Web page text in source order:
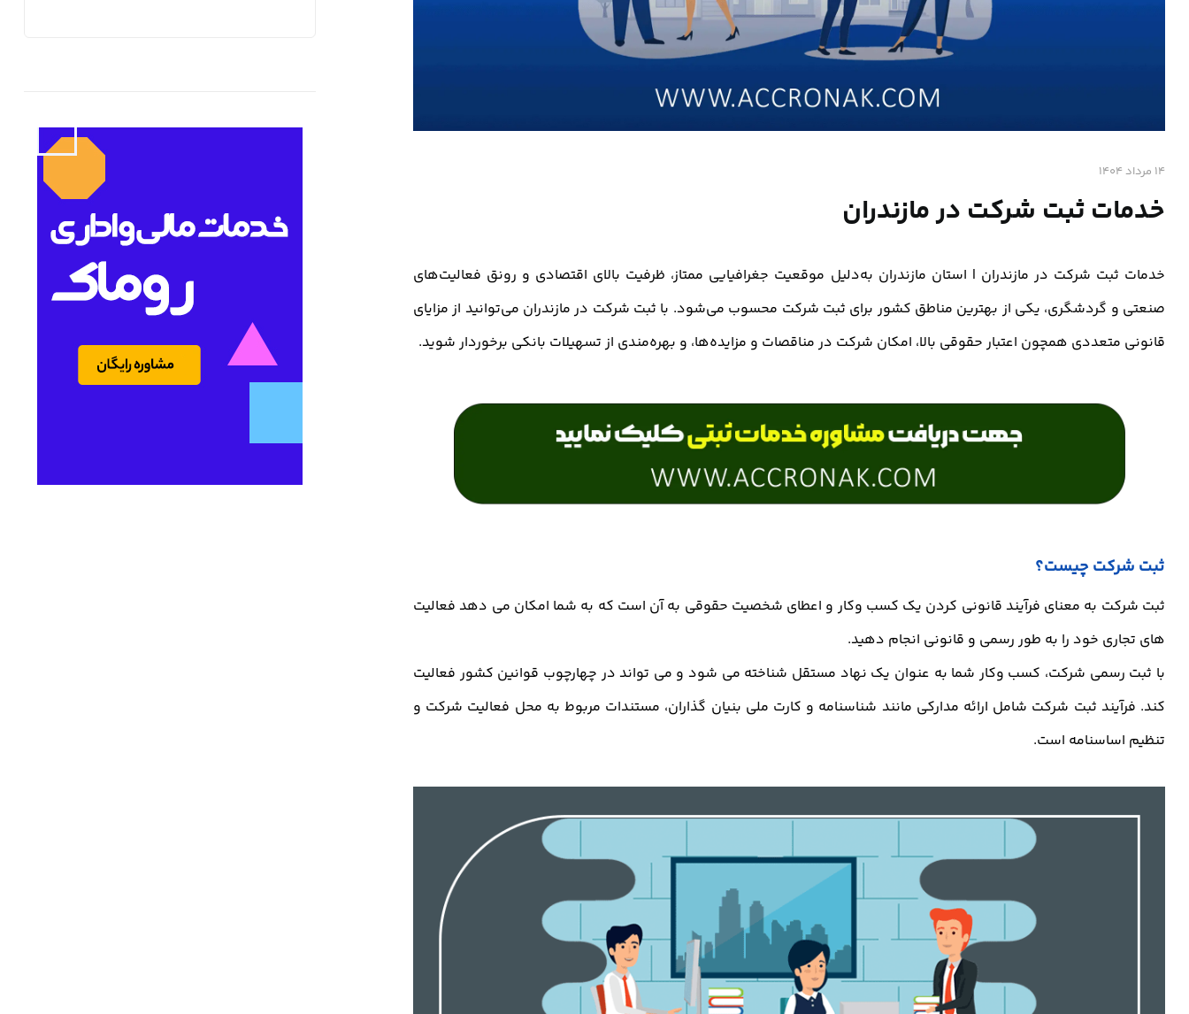
14 مرداد 1404
خدمات ثبت شرکت در مازندران
خدمات ثبت شرکت در مازندران | استان مازندران به‌دلیل موقعیت جغرافیایی ممتاز، ظرفیت بالای اقتصادی و رونق فعالیت‌های
صنعتی و گردشگری، یکی از بهترین مناطق کشور برای ثبت شرکت محسوب می‌شود. با ثبت شرکت در مازندران می‌توانید از مزایای
قانونی متعددی همچون اعتبار حقوقی بالا، امکان شرکت در مناقصات و مزایده‌ها، و بهره‌مندی از تسهیلات بانکی برخوردار شوید.
ثبت شرکت چیست؟
ثبت شرکت به معنای فرآیند قانونی کردن یک کسب وکار و اعطای شخصیت حقوقی به آن است که به شما امکان می دهد فعالیت
های تجاری خود را به طور رسمی و قانونی انجام دهید.
با ثبت رسمی شرکت، کسب وکار شما به عنوان یک نهاد مستقل شناخته می شود و می تواند در چهارچوب قوانین کشور فعالیت
کند. فرآیند ثبت شرکت شامل ارائه مدارکی مانند شناسنامه و کارت ملی بنیان گذاران، مستندات مربوط به محل فعالیت شرکت و
تنظیم اساسنامه است.